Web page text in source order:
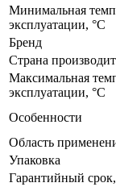
Минимальная
эксплуатации, °C
Бренд
Страна
Максимальная
эксплуатации, °C
Особенности
Область
Упаковка
Гарантийный